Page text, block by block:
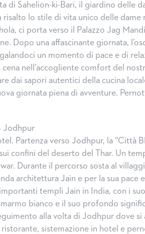
di Sahelion-ki-Bari, il giardino delle
risalto lo stile di vita unico delle dame
ci porta verso il Palazzo Jag
Dopo una affascinante giornata,
un momento di pace e di
cena nell’accogliente comfort del
dai sapori autentici della cucina
giornata piena di avventure.
Jodhpur
Partenza verso Jodhpur, la “Città
confini del deserto del Thar. Un
Durante il percorso sosta al
architettura Jain e per la sua pace
templi Jain in India, con i
bianco e il suo profondo
alla volta di Jodhpur dove si
sistemazione in hotel e